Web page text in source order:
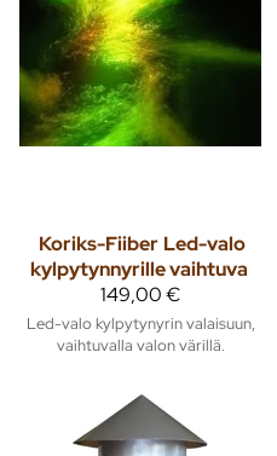
Koriks-Fiiber Led-valo
kylpytynnyrille vaihtuva
149,00 €
Led-valo kylpytynyrin valaisuun,
vaihtuvalla valon värillä.